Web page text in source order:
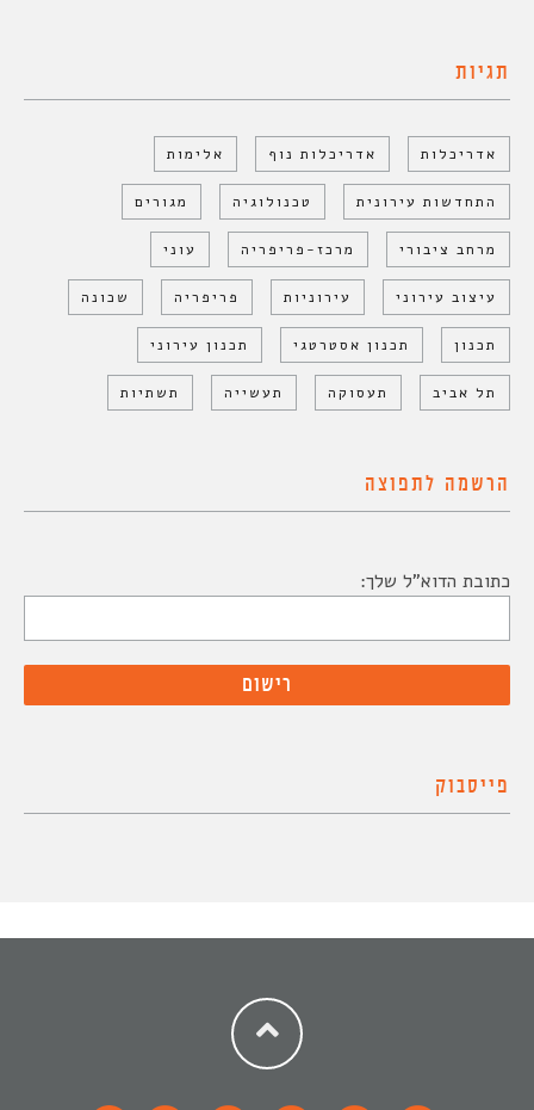
תגיות
אדריכלות אדריכלות נוף אלימות
התחדשות עירונית טכנולוגיה מגורים
מרחב ציבורי מרכז-פריפריה עוני
עיצוב עירוני עירוניות פריפריה שכונה
תכנון תכנון אסטרטגי תכנון עירוני
תל אביב תעסוקה תעשייה תשתיות
הרשמה לתפוצה
כתובת הדוא"ל שלך:
פייסבוק